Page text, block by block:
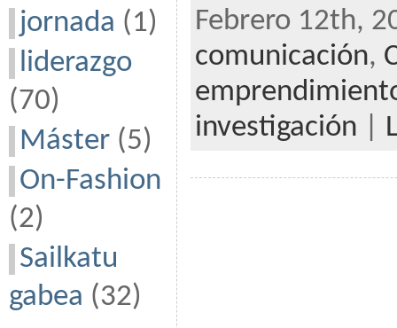
jornada (1)
liderazgo
(70)
Máster (5)
On-Fashion
(2)
Sailkatu
gabea (32)
Febrero 12th,
comunicación,
investigación